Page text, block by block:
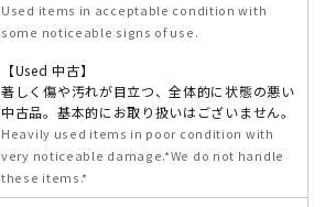
Used items in acceptable condition with
some noticeable signs of use.
【Used 中古】
著しく傷や汚れが目立つ、全体的に状態の悪い
中古品。基本的にお取り扱いはございません。
Heavily used items in poor condition with
very noticeable damage.*We do not handle
these items.*